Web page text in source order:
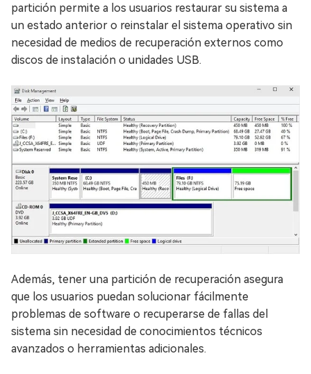
partición permite a los usuarios restaurar su sistema a
un estado anterior o reinstalar el sistema operativo sin
necesidad de medios de recuperación externos como
discos de instalación o unidades USB.
Además, tener una partición de recuperación asegura
que los usuarios puedan solucionar fácilmente
problemas de software o recuperarse de fallas del
sistema sin necesidad de conocimientos técnicos
avanzados o herramientas adicionales.